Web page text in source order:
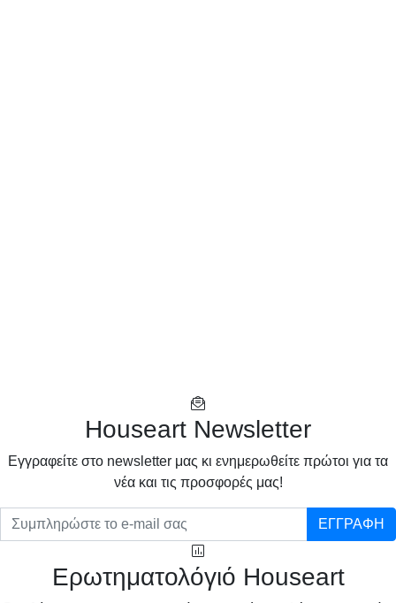
Houseart Newsletter
Eγγραφείτε στο newsletter μας κι ενημερωθείτε πρώτοι για τα
νέα και τις προσφορές μας!
ΕΓΓΡΑΦΗ
Ερωτηματολόγιό Houseart